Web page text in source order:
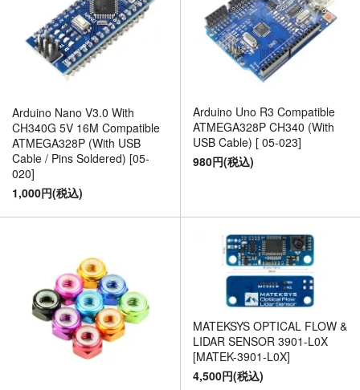
Arduino Nano V3.0 With
CH340G 5V 16M Compatible
ATMEGA328P (With USB
Cable / Pins Soldered) [05-
020]
1,000円(税込)
Arduino Uno R3 Compatible
ATMEGA328P CH340 (With
USB Cable) [ 05-023]
980円(税込)
MATEKSYS OPTICAL FLOW &
LIDAR SENSOR 3901-L0X
[MATEK-3901-L0X]
4,500円(税込)